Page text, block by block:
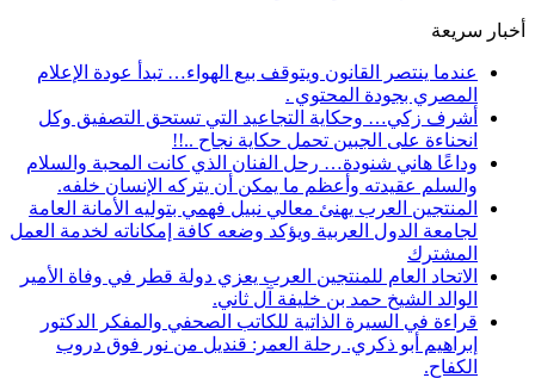
أخبار سريعة
عندما ينتصر القانون ويتوقف بيع الهواء… تبدأ عودة الإعلام
المصري بجودة المحتوي .
أشرف زكي… وحكاية التجاعيد التي تستحق التصفيق وكل
انحناءة على الجبين تحمل حكاية نجاح ..!!
وداعًا هاني شنودة… رحل الفنان الذي كانت المحبة والسلام
والسلم عقيدته وأعظم ما يمكن أن يتركه الإنسان خلفه.
المنتجين العرب يهنئ معالي نبيل فهمي بتوليه الأمانة العامة
لجامعة الدول العربية ويؤكد وضعه كافة إمكاناته لخدمة العمل
المشترك
الاتحاد العام للمنتجين العرب يعزي دولة قطر في وفاة الأمير
الوالد الشيخ حمد بن خليفة آل ثاني.
قراءة في السيرة الذاتية للكاتب الصحفي والمفكر الدكتور
إبراهيم أبو ذكري. رحلة العمر: قنديل من نور فوق دروب
الكفاح.